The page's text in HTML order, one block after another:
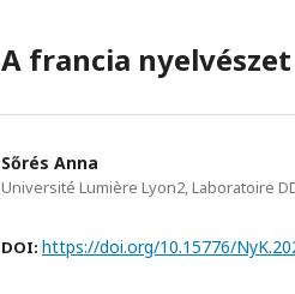
A francia
Sőrés Anna
Université Lumière Lyon2, Laboratoire
DOI: https://doi.org/10.15776/